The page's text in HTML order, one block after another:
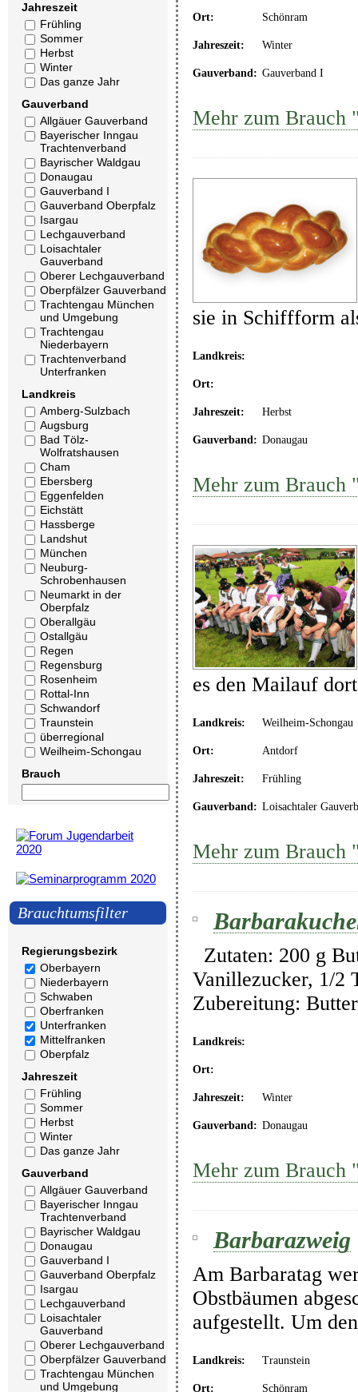
Jahreszeit
Frühling
Sommer
Herbst
Winter
Das ganze Jahr
Gauverband
Allgäuer Gauverband
Bayerischer Inngau
Trachtenverband
Bayrischer Waldgau
Donaugau
Gauverband I
Gauverband Oberpfalz
Isargau
Lechgauverband
Loisachtaler
Gauverband
Oberer Lechgauverband
Oberpfälzer Gauverband
Trachtengau München
und Umgebung
Trachtengau
Niederbayern
Trachtenverband
Unterfranken
Landkreis
Amberg-Sulzbach
Augsburg
Bad Tölz-
Wolfratshausen
Cham
Ebersberg
Eggenfelden
Eichstätt
Hassberge
Landshut
München
Neuburg-
Schrobenhausen
Neumarkt in der
Oberpfalz
Oberallgäu
Ostallgäu
Regen
Regensburg
Rosenheim
Rottal-Inn
Schwandorf
Traunstein
überregional
Weilheim-Schongau
Brauch
Brauchtumsfilter
Regierungsbezirk
Oberbayern
Niederbayern
Schwaben
Oberfranken
Unterfranken
Mittelfranken
Oberpfalz
Jahreszeit
Frühling
Sommer
Herbst
Winter
Das ganze Jahr
Gauverband
Allgäuer Gauverband
Bayerischer Inngau
Trachtenverband
Bayrischer Waldgau
Donaugau
Gauverband I
Gauverband Oberpfalz
Isargau
Lechgauverband
Loisachtaler
Gauverband
Oberer Lechgauverband
Oberpfälzer Gauverband
Trachtengau München
und Umgebung
Ort: Schönram
Jahreszeit: Winter
Gauverband: Gauverband I
Mehr zum Brauch
sie in Schiffform
Landkreis:
Ort:
Jahreszeit: Herbst
Gauverband: Donaugau
Mehr zum Brauch
es den Mailauf
Landkreis: Weilheim-Schongau
Ort: Antdorf
Jahreszeit: Frühling
Gauverband: Loisachtaler
Mehr zum
Zutaten: 200 g
Vanillezucker, 1/2
Zubereitung:
Landkreis:
Ort:
Jahreszeit: Winter
Gauverband: Donaugau
Mehr zum Brauch
Barbarazweig
Am Barbaratag
Obstbäumen
aufgestellt. Um
Landkreis: Traunstein
Ort: Schönram